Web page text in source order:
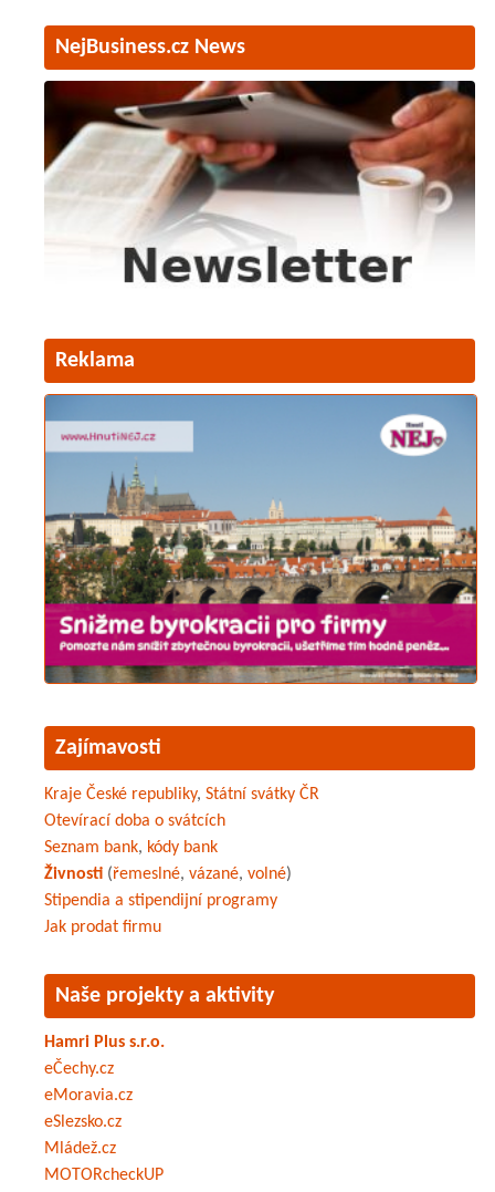
NejBusiness.cz News
Reklama
Zajímavosti
Kraje České republiky, Státní svátky ČR
Otevírací doba o svátcích
Seznam bank, kódy bank
Živnosti (řemeslné, vázané, volné)
Stipendia a stipendijní programy
Jak prodat firmu
Naše projekty a aktivity
Hamri Plus s.r.o.
eČechy.cz
eMoravia.cz
eSlezsko.cz
Mládež.cz
MOTORcheckUP